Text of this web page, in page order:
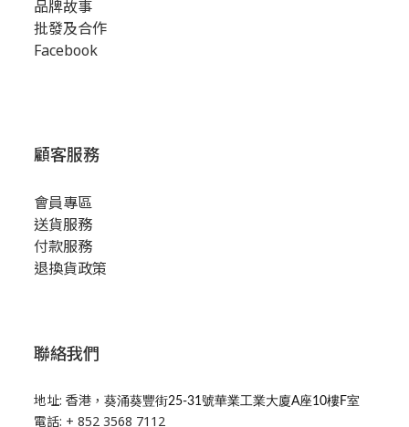
品牌故事
批發及合作
Facebook
顧客服務
會員專區
送貨服務
付款服務
退換貨政策
聯絡我們
地址: 香港， 葵涌葵豐街25-31號華業工業大廈A座10樓F室
電話: + 852 3568 7112